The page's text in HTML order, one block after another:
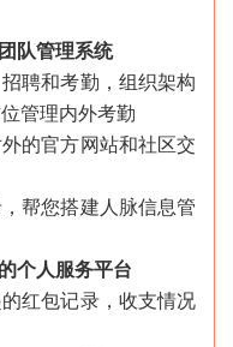
队管理系统
聘和考勤，组织架构
管理内外考勤
的官方网站和社区交
帮您搭建人脉信息管
个人服务平台
红包记录，收支情况